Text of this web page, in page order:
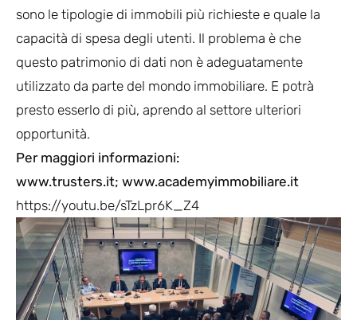
sono le tipologie di immobili più richieste e quale la
capacità di spesa degli utenti. Il problema è che
questo patrimonio di dati non è adeguatamente
utilizzato da parte del mondo immobiliare. E potrà
presto esserlo di più, aprendo al settore ulteriori
opportunità.
Per maggiori informazioni:
www.trusters.it; www.academyimmobiliare.it
https://youtu.be/sTzLpr6K_Z4